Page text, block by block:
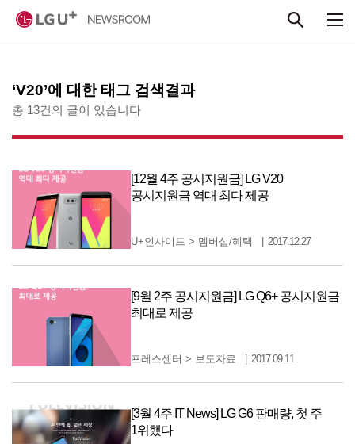
‘V20’에 대한 태그 검색결과
총 13건의 글이 있습니다
[12월 4주 공시지원금] LG V20
공시지원금 역대 최다 제공
U+인사이드 > 멤버십/혜택 2017.12.27
[9월 2주 공시지원금] LG Q6+ 공시지원금
최대로 제공
프레스센터 > 보도자료 2017.09.11
[3월 4주 IT News] LG G6 판매량, 첫 주
1위했다